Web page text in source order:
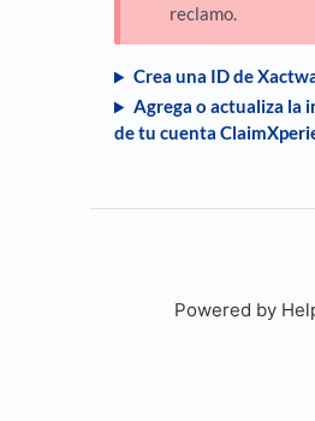
reclamo.
Crea una ID de
Agrega o actualiza la
de tu cuenta
Powered by